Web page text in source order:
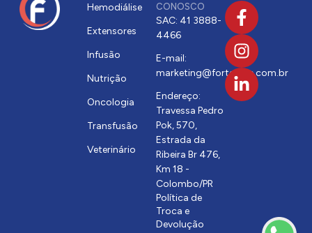
Hemodiálise
Extensores
Infusão
Nutrição
Oncologia
Transfusão
Veterinário
CONOSCO
SAC: 41 3888-
4466
E-mail:
marketing@fortecare.com.br
Endereço:
Travessa Pedro
Pok, 570,
Estrada da
Ribeira Br 476,
Km 18 -
Colombo/PR
Política de
Troca e
Devolução